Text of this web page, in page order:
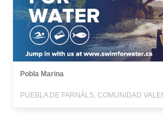
Pobla Marina